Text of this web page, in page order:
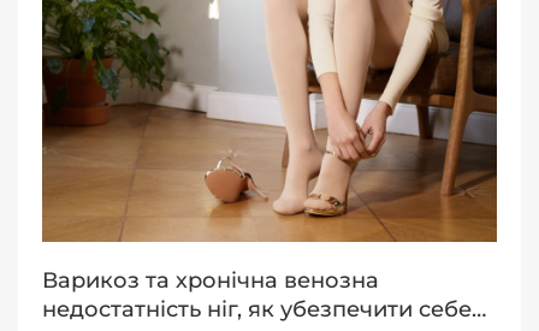
Варикоз та хронічна венозна
недостатність ніг, як убезпечити себе